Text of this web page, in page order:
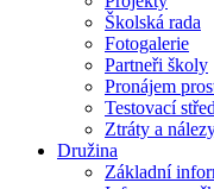
Školská rada
Fotogalerie
Partneři školy
Pronájem
Testovací
Ztráty a
Družina
Základní